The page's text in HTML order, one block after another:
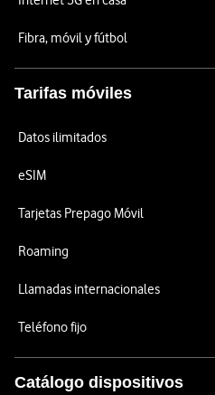
Fibra, móvil y fútbol
Tarifas móviles
Datos ilimitados
eSIM
Tarjetas Prepago Móvil
Roaming
Llamadas internacionales
Teléfono fijo
Catálogo dispositivos